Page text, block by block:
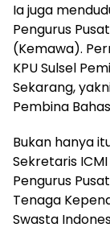
Ia juga
Pengurus
(Kemawa).
KPU Sulsel
Sekarang,
Pembina
Bukan hanya
Sekretaris
Pengurus
Tenaga
Swasta